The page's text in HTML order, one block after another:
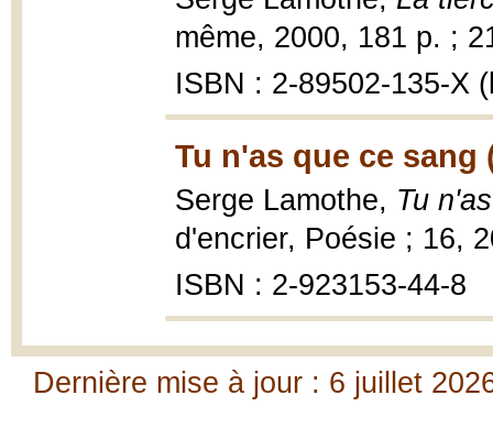
même, 2000, 181 p. ;
ISBN : 2-89502-135-X
Tu n'as que ce sang
Serge Lamothe, Tu
d'encrier, Poésie ; 16,
ISBN : 2-923153-44-8
Dernière mise à jour : 6 juillet